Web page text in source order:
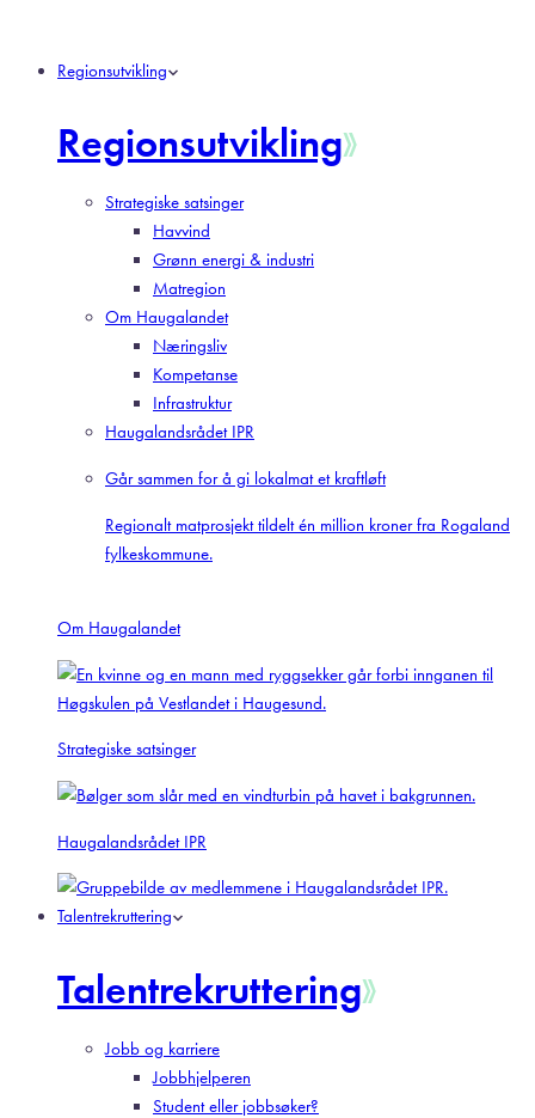
Regionsutvikling
Regionsutvikling
Strategiske satsinger
Havvind
Grønn energi & industri
Matregion
Om Haugalandet
Næringsliv
Kompetanse
Infrastruktur
Haugalandsrådet IPR
Går sammen for å gi lokalmat et kraftløft
Regionalt matprosjekt tildelt én million kroner fra Rogaland
fylkeskommune.
Om Haugalandet
Strategiske satsinger
Haugalandsrådet IPR
Talentrekruttering
Talentrekruttering
Jobb og karriere
Jobbhjelperen
Student eller jobbsøker?